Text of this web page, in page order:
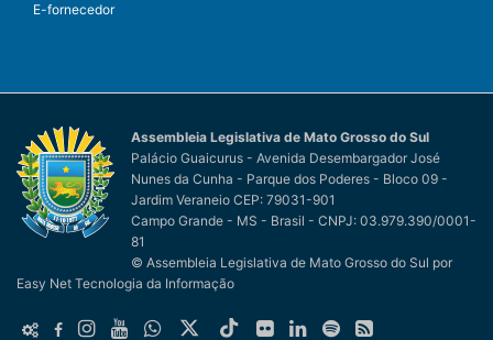
E-fornecedor
Assembleia Legislativa de Mato Grosso do Sul
Palácio Guaicurus - Avenida Desembargador José
Nunes da Cunha - Parque dos Poderes - Bloco 09 -
Jardim Veraneio CEP: 79031-901
Campo Grande - MS - Brasil - CNPJ: 03.979.390/0001-
81
© Assembleia Legislativa de Mato Grosso do Sul por
Easy Net Tecnologia da Informação